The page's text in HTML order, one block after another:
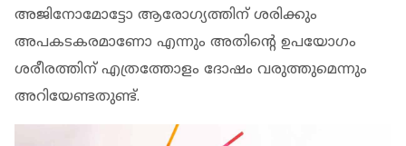
അജിനോമോട്ടോ ആരോഗ്യത്തിന് ശരിക്കും
അപകടകരമാണോ എന്നും അതിന്റെ ഉപയോഗം
ശരീരത്തിന് എത്രത്തോളം ദോഷം വരുത്തുമെന്നും
അറിയേണ്ടതുണ്ട്.